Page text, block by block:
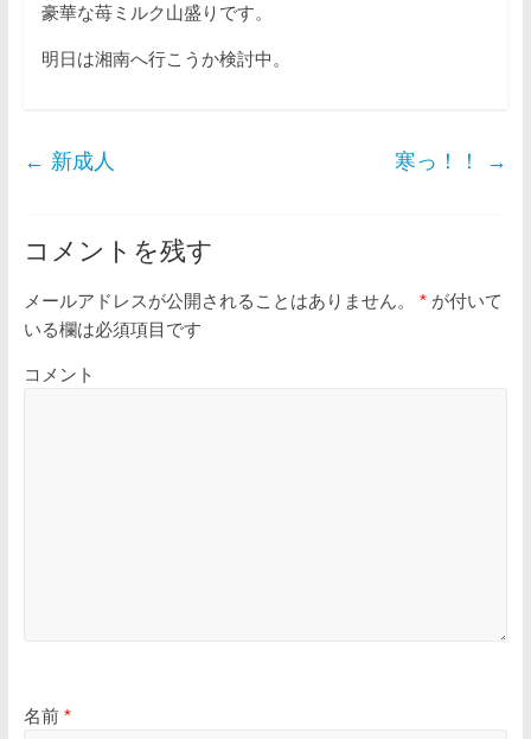
豪華な苺ミルク山盛りです。
明日は湘南へ行こうか検討中。
← 新成人 寒っ！！ →
コメントを残す
メールアドレスが公開されることはありません。 *が付いて
いる欄は必須項目です
コメント
名前 *